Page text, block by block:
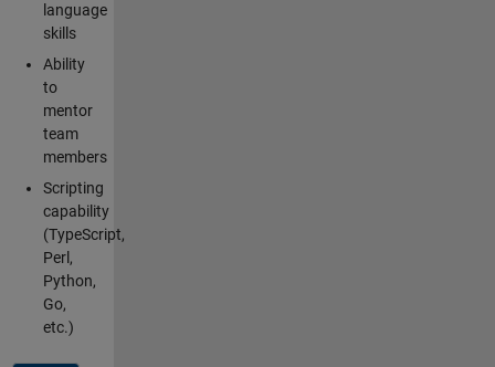
language
skills
Ability
to
mentor
team
members
Scripting
capability
(TypeScript,
Perl,
Python,
Go,
etc.)